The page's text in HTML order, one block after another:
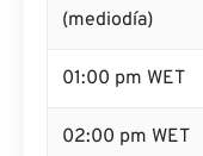
(mediodía)
01:00 pm WET
02:00 pm WET